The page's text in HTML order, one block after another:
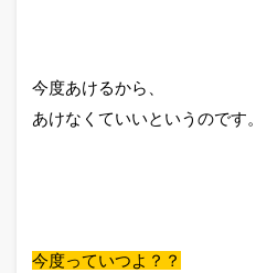
今度あけるから、
あけなくていいというのです。
今度っていつよ？？